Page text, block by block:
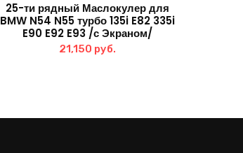
25-ти рядный Маслокулер для
BMW N54 N55 турбо 135i E82 335i
E90 E92 E93 /с Экраном/
21,150 руб.